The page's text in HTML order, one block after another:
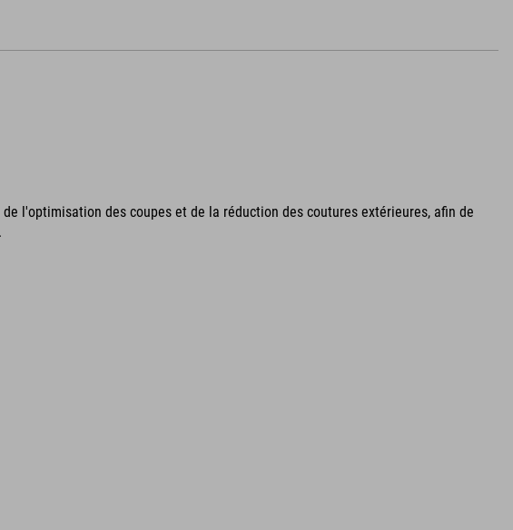
l'optimisation des coupes et de la réduction des coutures extérieures, afin de